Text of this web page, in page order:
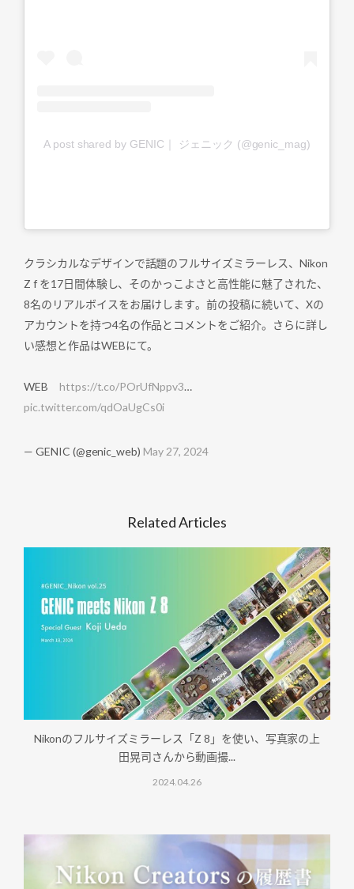
A post shared by GENIC｜ ジェニック (@genic_mag)
クラシカルなデザインで話題のフルサイズミラーレス、Nikon
Z f を17日間体験し、そのかっこよさと高性能に魅了された、
8名のリアルボイスをお届けします。前の投稿に続いて、Xの
アカウントを持つ4名の作品とコメントをご紹介。さらに詳し
い感想と作品はWEBにて。
WEB https://t.co/POrUfNppv3…
pic.twitter.com/qdOaUgCs0i
— GENIC (@genic_web) May 27, 2024
Related Articles
Nikonのフルサイズミラーレス「Z 8」を使い、写真家の上
田晃司さんから動画撮...
2024.04.26